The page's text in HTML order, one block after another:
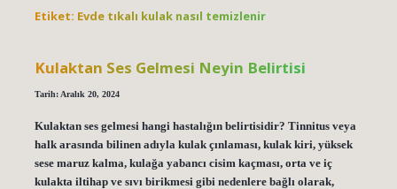
Etiket: Evde tıkalı kulak nasıl temizlenir
Kulaktan Ses Gelmesi Neyin Belirtisi
Tarih: Aralık 20, 2024
Kulaktan ses gelmesi hangi hastalığın belirtisidir? Tinnitus veya
halk arasında bilinen adıyla kulak çınlaması, kulak kiri, yüksek
sese maruz kalma, kulağa yabancı cisim kaçması, orta ve iç
kulakta iltihap ve sıvı birikmesi gibi nedenlere bağlı olarak,